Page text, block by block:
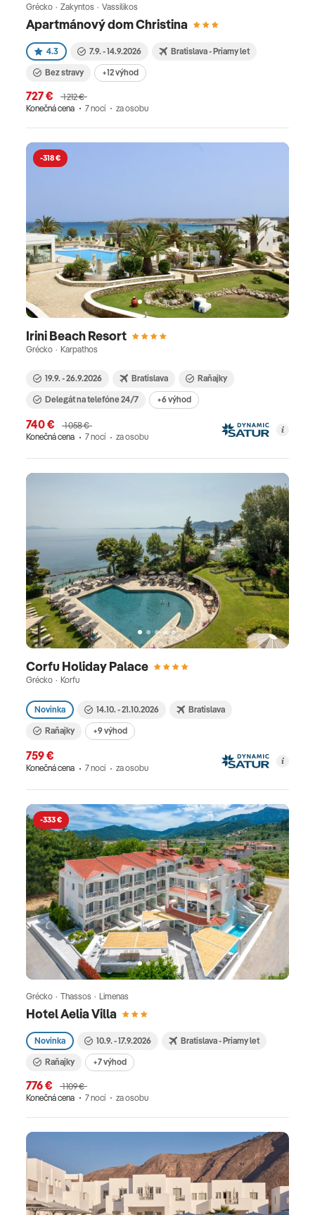
Apartmánový dom Christina
Grécko · Zakyntos · Vassilikos
4.3 7.9. - 14.9.2026 Bratislava - Priamy let
Bez stravy +12 výhod
727 €
1 212 €
Konečná cena
7 nocí za osobu
-318 €
Irini Beach Resort
Grécko · Karpathos
19.9. - 26.9.2026 Bratislava
Raňajky
Delegát na telefóne 24/7
+6 výhod
740 €
1 058 €
Konečná cena
7 nocí za osobu
Corfu Holiday Palace
Grécko · Korfu
Novinka 14.10. - 21.10.2026 Bratislava
Raňajky +9 výhod
759 €
Konečná cena 7 nocí za osobu
-333 €
Hotel Aelia Villa
Grécko · Thassos · Limenas
Novinka 10.9. - 17.9.2026 Bratislava - Priamy let
Raňajky +7 výhod
776 €
1 109 €
Konečná cena
7 nocí za osobu